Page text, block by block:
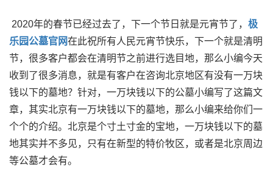
2020年的春节已经过去了，下一个节日就是元宵节了， 极
乐园公墓官网在此祝所有人民元宵节快乐，下一个就是清明
节，很多客户都会在清明节之前进行选目地，那么小编今天
收到了很多消息，就是有客户在咨询北京地区有没有一万块
钱以下的墓地？针对，一万块钱以下的公墓小编写了这篇文
章，其实北京有一万块钱以下的墓地，那么小编来给你们一
个个的介绍。北京是个寸土寸金的宝地，一万块钱以下的墓
地其实并不多见，只有在新型的特价牧区，或者是北京周边
等公墓才会有。